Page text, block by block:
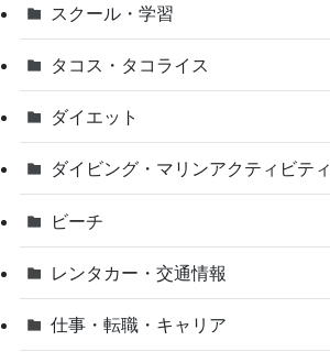
スクール・学習
タコス・タコライス
ダイエット
ダイビング・マリンアクティビティ
ビーチ
レンタカー・交通情報
仕事・転職・キャリア